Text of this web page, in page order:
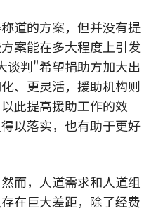
道的方案，但并没有提
案能在多大程度上引发
谈判"希望捐助方加大出
、更灵活，援助机构则
此提高援助工作的效
以落实，也有助于更好
而，人道需求和人道组
在巨大差距，除了经费